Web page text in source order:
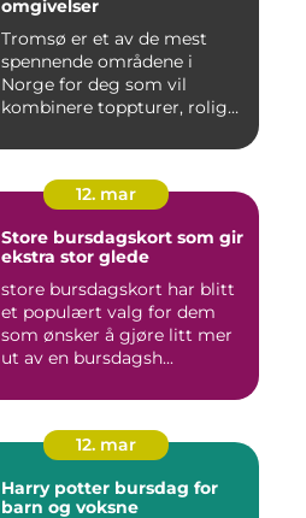
omgivelser
Tromsø er et av de mest
spennende områdene i
Norge for deg som vil
kombinere toppturer, rolig
12. mar
Store bursdagskort som gir
ekstra stor glede
store bursdagskort har blitt
et populært valg for dem
som ønsker å gjøre litt mer
ut av en bursdagsh...
12. mar
Harry potter bursdag for
barn og voksne